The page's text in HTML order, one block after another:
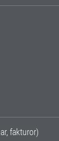
fakturor)